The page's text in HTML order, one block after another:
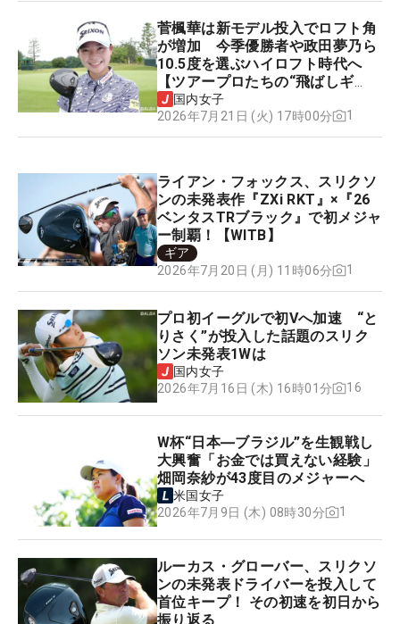
菅楓華は新モデル投入でロフト角
が増加 今季優勝者や政田夢乃ら
10.5度を選ぶハイロフト時代へ
【ツアープロたちの“飛ばしギ
ア”】
国内女子
2026年7月21日 (火) 17時00分
1
ライアン・フォックス、スリクソ
ンの未発表作『ZXi RKT』×『26
ベンタスTRブラック』で初メジャ
ー制覇！【WITB】
ギア
2026年7月20日 (月) 11時06分
1
プロ初イーグルで初Vへ加速 “と
りさく”が投入した話題のスリク
ソン未発表1Wは
国内女子
2026年7月16日 (木) 16時01分
16
W杯“日本―ブラジル”を生観戦し
大興奮「お金では買えない経験」
畑岡奈紗が43度目のメジャーへ
米国女子
2026年7月9日 (木) 08時30分
1
ルーカス・グローバー、スリクソ
ンの未発表ドライバーを投入して
首位キープ！ その初速を初日から
振り返る